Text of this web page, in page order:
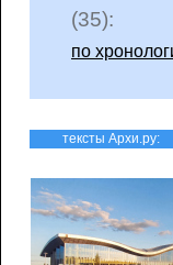
(35):
по
тексты Архи.ру: